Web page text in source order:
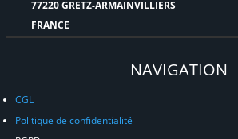
77220 GRETZ-ARMAINVILLIERS
FRANCE
NAVIGATION
CGL
Politique de confidentialité